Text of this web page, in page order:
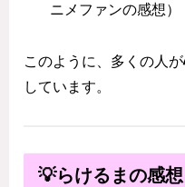
ニメファンの感想）
このように、多くの人が
しています。
💡らけるまの感想